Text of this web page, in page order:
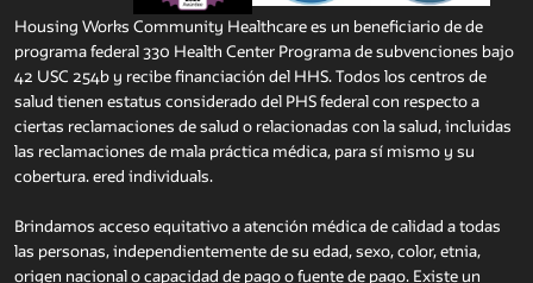
Housing Works Community Healthcare es un beneficiario de de
programa federal 330 Health Center Programa de subvenciones bajo
42 USC 254b y recibe financiación del HHS. Todos los centros de
salud tienen estatus considerado del PHS federal con respecto a
ciertas reclamaciones de salud o relacionadas con la salud, incluidas
las reclamaciones de mala práctica médica, para sí mismo y su
cobertura. ered individuals.
Brindamos acceso equitativo a atención médica de calidad a todas
las personas, independientemente de su edad, sexo, color, etnia,
origen nacional o capacidad de pago o fuente de pago. Existe un